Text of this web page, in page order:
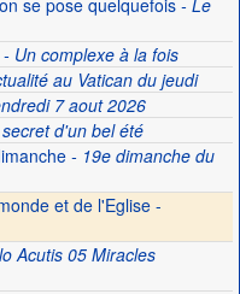
se pose quelquefois- Le
Un complexe à la fois
au Vatican du jeudi
7 aout 2026
d'un bel été
- 19e dimanche du
et de l'Eglise -
Acutis 05 Miracles